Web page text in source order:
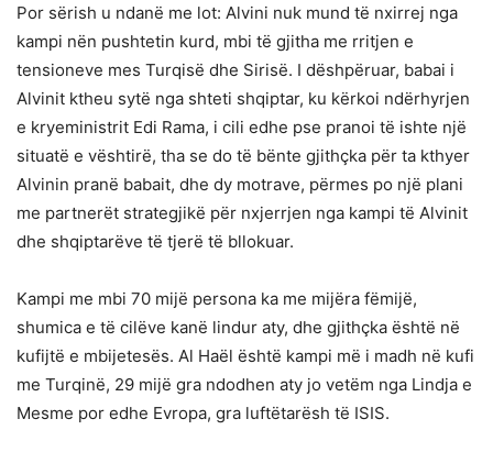
Por sërish u ndanë me lot: Alvini nuk mund të nxirrej nga
kampi nën pushtetin kurd, mbi të gjitha me rritjen e
tensioneve mes Turqisë dhe Sirisë. I dëshpëruar, babai i
Alvinit ktheu sytë nga shteti shqiptar, ku kërkoi ndërhyrjen
e kryeministrit Edi Rama, i cili edhe pse pranoi të ishte një
situatë e vështirë, tha se do të bënte gjithçka për ta kthyer
Alvinin pranë babait, dhe dy motrave, përmes po një plani
me partnerët strategjikë për nxjerrjen nga kampi të Alvinit
dhe shqiptarëve të tjerë të bllokuar.
Kampi me mbi 70 mijë persona ka me mijëra fëmijë,
shumica e të cilëve kanë lindur aty, dhe gjithçka është në
kufijtë e mbijetesës. Al Haël është kampi më i madh në kufi
me Turqinë, 29 mijë gra ndodhen aty jo vetëm nga Lindja e
Mesme por edhe Evropa, gra luftëtarësh të ISIS.